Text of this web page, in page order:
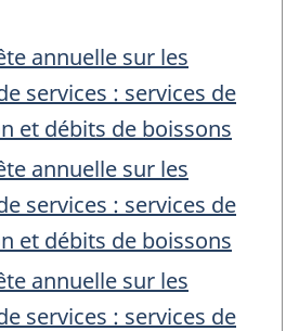
annuelle sur les
services : services de
et débits de boissons
annuelle sur les
services : services de
et débits de boissons
annuelle sur les
services : services de